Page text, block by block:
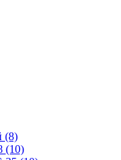
(8)
(10)